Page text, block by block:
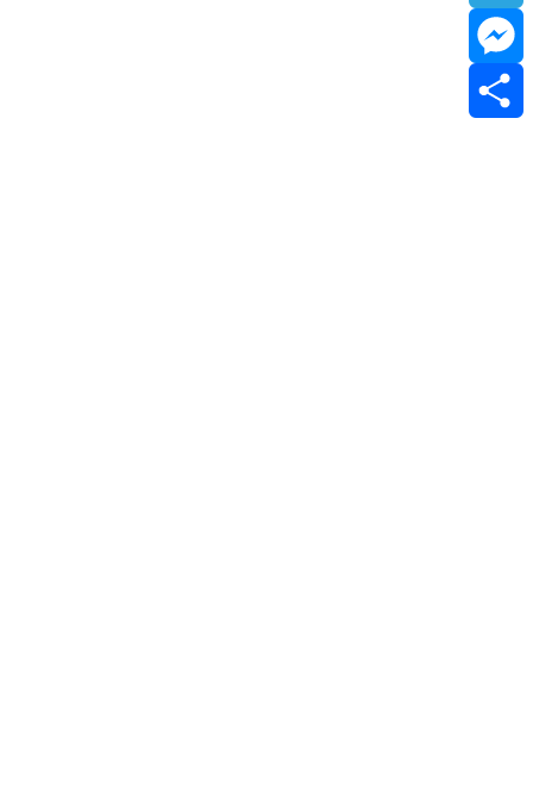
Telegram
Messenger